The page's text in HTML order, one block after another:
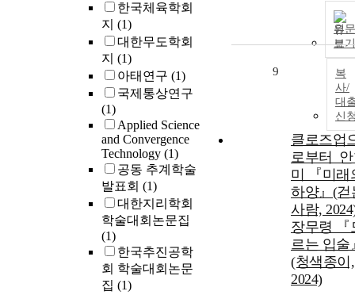
한국체육학회
지 (1)
대한무도학회
지 (1)
아태연구 (1)
국제통상연구
(1)
Applied Science
and Convergence
Technology (1)
공동 추계학술
발표회 (1)
대한지리학회
학술대회논문집
(1)
한국추진공학
회 학술대회논문
집 (1)
through the
marginalized
those expelled
through
In his novels
discover and
reproduce the
lives of
individuals
are placed
between the
history of
society and the
realms
the
‘story’ works
원문
보기
복
사/
대
신
9
클로즈업
로부터_
미 『미래
하양』(걷
사람,
장무령 『
르는 입술
(청색종이,
2024)